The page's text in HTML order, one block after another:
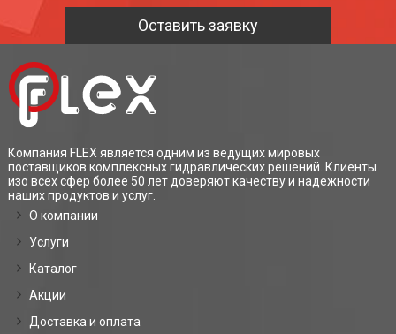
Оставить заявку
Компания FLEX является одним из ведущих мировых
поставщиков комплексных гидравлических решений. Клиенты
изо всех сфер более 50 лет доверяют качеству и надежности
наших продуктов и услуг.
О компании
Услуги
Каталог
Акции
Доставка и оплата